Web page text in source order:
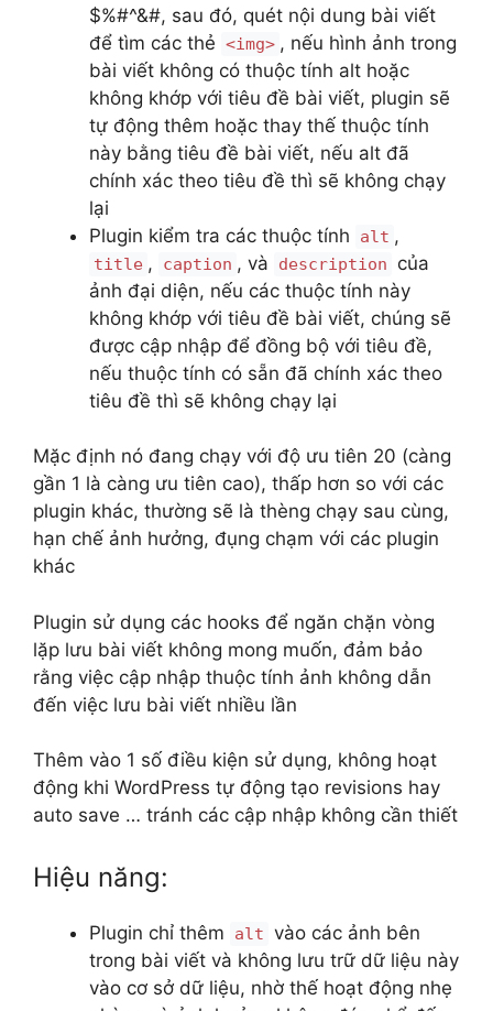
$%#^&#, sau đó, quét nội dung bài viết
để tìm các thẻ <img> , nếu hình ảnh trong
bài viết không có thuộc tính alt hoặc
không khớp với tiêu đề bài viết, plugin sẽ
tự động thêm hoặc thay thế thuộc tính
này bằng tiêu đề bài viết, nếu alt đã
chính xác theo tiêu đề thì sẽ không chạy
lại
Plugin kiểm tra các thuộc tính
alt ,
title , caption , và description
của
ảnh đại diện, nếu các thuộc tính này
không khớp với tiêu đề bài viết, chúng sẽ
được cập nhập để đồng bộ với tiêu đề,
nếu thuộc tính có sẵn đã chính xác theo
tiêu đề thì sẽ không chạy lại
Mặc định nó đang chạy với độ ưu tiên 20 (càng
gần 1 là càng ưu tiên cao), thấp hơn so với các
plugin khác, thường sẽ là thèng chạy sau cùng,
hạn chế ảnh hưởng, đụng chạm với các plugin
khác
Plugin sử dụng các hooks để ngăn chặn vòng
lặp lưu bài viết không mong muốn, đảm bảo
rằng việc cập nhập thuộc tính ảnh không dẫn
đến việc lưu bài viết nhiều lần
Thêm vào 1 số điều kiện sử dụng, không hoạt
động khi WordPress tự động tạo revisions hay
auto save … tránh các cập nhập không cần thiết
Hiệu năng:
Plugin chỉ thêm alt vào các ảnh bên
trong bài viết và không lưu trữ dữ liệu này
vào cơ sở dữ liệu, nhờ thế hoạt động nhẹ